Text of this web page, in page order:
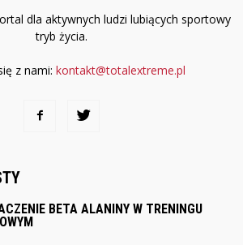
dla aktywnych ludzi lubiących sportowy
tryb życia.
z nami: kontakt@totalextreme.pl
BETA ALANINY W TRENINGU